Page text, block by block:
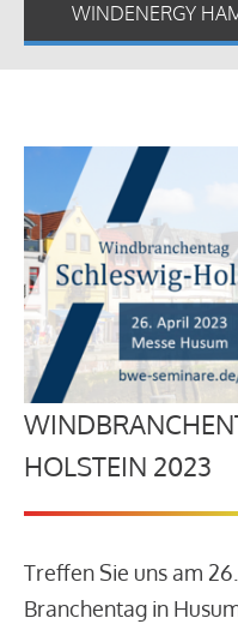
WINDENERGY
HOLSTEIN 2023
Treffen Sie uns am
Branchentag in